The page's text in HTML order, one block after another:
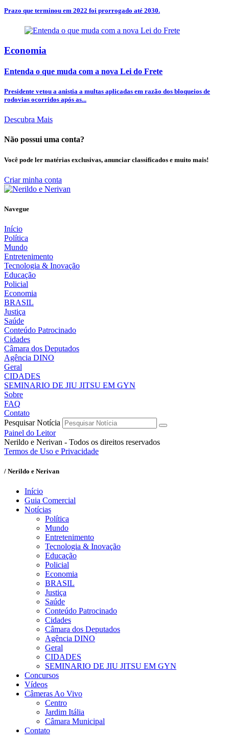
Prazo que terminou em 2022 foi prorrogado até 2030.
Economia
Entenda o que muda com a nova Lei do Frete
Presidente vetou a anistia a multas aplicadas em razão dos bloqueios de
rodovias ocorridos após as...
Descubra Mais
Não possui uma conta?
Você pode ler matérias exclusivas, anunciar classificados e muito mais!
Criar minha conta
Navegue
Início
Política
Mundo
Entretenimento
Tecnologia & Inovação
Educação
Policial
Economia
BRASIL
Justiça
Saúde
Conteúdo Patrocinado
Cidades
Câmara dos Deputados
Agência DINO
Geral
CIDADES
SEMINARIO DE JIU JITSU EM GYN
Sobre
FAQ
Contato
Pesquisar Notícia
Painel do Leitor
Nerildo e Nerivan - Todos os direitos reservados
Termos de Uso e Privacidade
/ Nerildo e Nerivan
Início
Guia Comercial
Notícias
Política
Mundo
Entretenimento
Tecnologia & Inovação
Educação
Policial
Economia
BRASIL
Justiça
Saúde
Conteúdo Patrocinado
Cidades
Câmara dos Deputados
Agência DINO
Geral
CIDADES
SEMINARIO DE JIU JITSU EM GYN
Concursos
Vídeos
Câmeras Ao Vivo
Centro
Jardim Itália
Câmara Municipal
Contato